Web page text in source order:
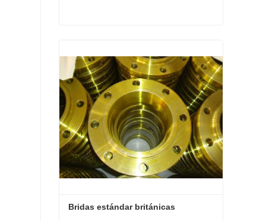
Contactar ahora
Bridas estándar británicas